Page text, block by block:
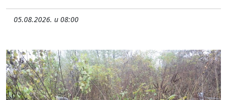
05.08.2026. u 08:00